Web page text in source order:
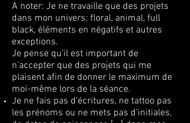
A noter: Je ne travaille que des projets
dans mon univers: floral, animal, full
black, éléments en négatifs et autres
exceptions.
Je pense qu’il est important de
n’accepter que des projets qui me
plaisent afin de donner le maximum de
moi-même lors de la séance.
Je ne fais pas d’écritures, ne tattoo pas
les prénoms ou ne mets pas d’initiales,